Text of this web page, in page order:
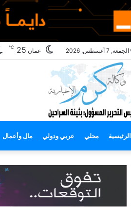
الجمعة, 7 أغسطس, 2026 عمان 25
℃
الرئيسية محلي عربي ودولي مال وأعمال